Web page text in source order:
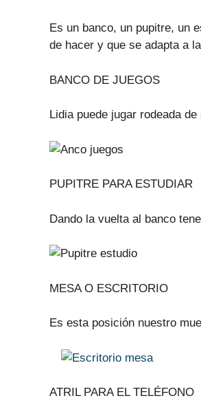
Es un banco, un pupitre, un
de hacer y que se adapta a
BANCO DE JUEGOS
Lidia puede jugar rodeada
PUPITRE PARA ESTUDIAR
Dando la vuelta al banco
MESA O ESCRITORIO
Es esta posición nuestro
ATRIL PARA EL TELÉFONO